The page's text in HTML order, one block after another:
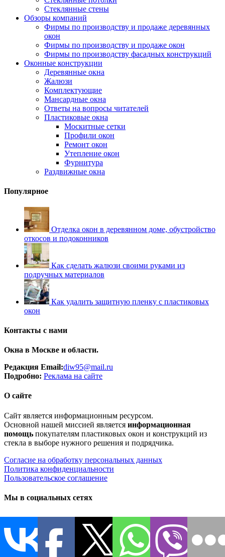
Стеклянные стены
Обзоры компаний
Фирмы по производству и продаже деревянных
окон
Фирмы по производству и продаже окон
Фирмы по производству фасадных конструкций
Оконные конструкции
Деревянные окна
Жалюзи
Комплектующие
Мансардные окна
Ответы на вопросы читателей
Пластиковые окна
Москитные сетки
Профили окон
Ремонт окон
Утепление окон
Фурнитура
Раздвижные окна
Популярное
Отделка окон в деревянном доме, обустройство
откосов и подоконников
Как сделать жалюзи своими руками из
подручных материалов
Как удалить защитную пленку с пластиковых
окон
Контакты с нами
Окна в Москве и области.
Редакция Email:diw95@mail.ru
Подробно: Реклама на сайте
О сайте
Сайт является информационным ресурсом.
Основной нашей миссией является информационная
помощь покупателям пластиковых окон и конструкций из
стекла в выборе нужного решения и подрядчика.
Согласие на обработку персональных данных
Политика конфиденциальности
Пользовательское соглашение
Мы в социальных сетях